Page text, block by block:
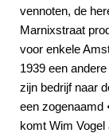
vennoten, de
Marnixstraat
voor enkele
1939 een
zijn bedrijf naar
een
komt Wim Vogel